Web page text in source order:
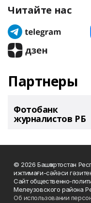
Читайте нас
Партнеры
Фотобанк
журналистов РБ
© 2026 Башҡортостан
ижтимағи-сәйәси
Сайт общественно-
Мелеузовского района
Об использовании